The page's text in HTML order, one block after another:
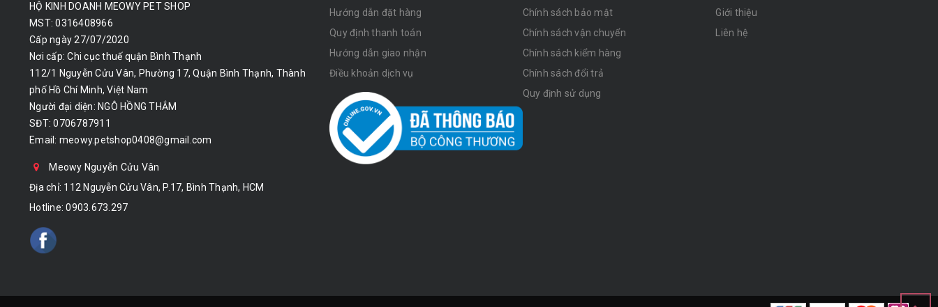
HỘ KINH DOANH MEOWY PET SHOP
MST: 0316408966
Cấp ngày 27/07/2020
Nơi cấp: Chi cục thuế quận Bình Thạnh
112/1 Nguyễn Cửu Vân, Phường 17, Quận Bình Thạnh, Thành
phố Hồ Chí Minh, Việt Nam
Người đại diện: NGÔ HỒNG THẮM
SĐT: 0706787911
Email: meowy.petshop0408@gmail.com
Meowy Nguyễn Cửu Vân
Địa chỉ: 112 Nguyễn Cửu Vân, P.17, Bình Thạnh, HCM
Hotline:0903.673.297
Hướng dẫn đặt hàng
Quy định thanh toán
Hướng dẫn giao nhận
Điều khoản dịch vụ
Chính sách bảo mật
Chính sách vận chuyển
Chính sách kiểm hàng
Chính sách đổi trả
Quy định sử dụng
Giới thiệu
Liên hệ